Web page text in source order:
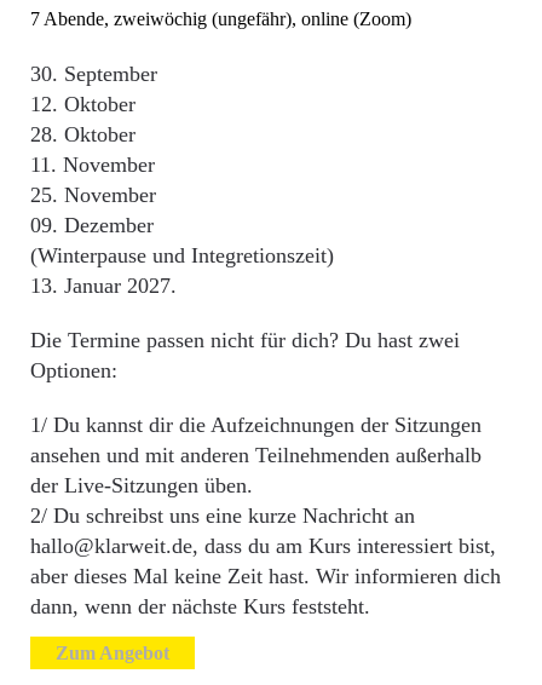
7 Abende, zweiwöchig (ungefähr), online (Zoom)
30. September
12. Oktober
28. Oktober
11. November
25. November
09. Dezember
(Winterpause und Integretionszeit)
13. Januar 2027.
Die Termine passen nicht für dich? Du hast zwei
Optionen:
1/ Du kannst dir die Aufzeichnungen der Sitzungen
ansehen und mit anderen Teilnehmenden außerhalb
der Live-Sitzungen üben.
2/ Du schreibst uns eine kurze Nachricht an
hallo@klarweit.de, dass du am Kurs interessiert bist,
aber dieses Mal keine Zeit hast. Wir informieren dich
dann, wenn der nächste Kurs feststeht.
Zum Angebot